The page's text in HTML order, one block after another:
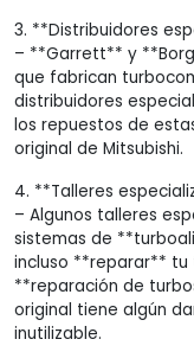
3. **Distribuidores
– **Garrett** y
que fabrican
distribuidores
los repuestos de
original de Mitsubishi.
4. **Talleres
– Algunos talleres
sistemas de
incluso **reparar** tu
**reparación de
original tiene algún
inutilizable.